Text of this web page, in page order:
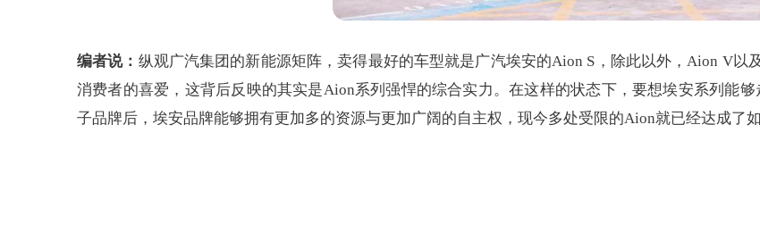
编者说： 纵观广汽集团的新能源矩阵，卖得最好的车型就是广汽埃安的Aion S，除此以外，Aion V
消费者的喜爱，这背后反映的其实是Aion系列强悍的综合实力。在这样的状态下，要想埃安系列能
子品牌后，埃安品牌能够拥有更加多的资源与更加广阔的自主权，现今多处受限的Aion就已经达成了